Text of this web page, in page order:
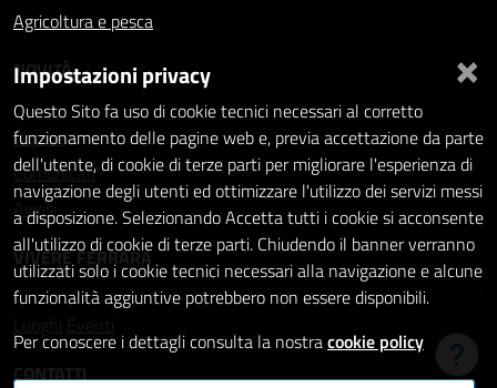
Agricoltura e pesca
NOVITÀ
Notizie
Comunicati
Avvisi
VIVERE FERRARA
Luoghi
Eventi
CONTATTI
×
Impostazioni privacy
Questo Sito fa uso di cookie tecnici necessari al corretto
funzionamento delle pagine web e, previa accettazione da parte
dell'utente, di cookie di terze parti per migliorare l'esperienza di
navigazione degli utenti ed ottimizzare l'utilizzo dei servizi messi
a disposizione. Selezionando Accetta tutti i cookie si acconsente
all'utilizzo di cookie di terze parti. Chiudendo il banner verranno
utilizzati solo i cookie tecnici necessari alla navigazione e alcune
funzionalità aggiuntive potrebbero non essere disponibili.
Per conoscere i dettagli consulta la nostracookie policy
Hai